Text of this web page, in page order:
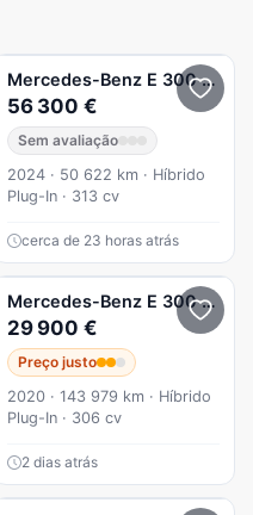
AMG Line
Mercedes-Benz E 300 de
56 300 €
Sem avaliação
2024 · 50 622 km · Híbrido
Plug-In · 313 cv
cerca de 23 horas atrás
9G-TRONIC Avantgarde
Mercedes-Benz E 300 de
29 900 €
Preço justo
2020 · 143 979 km · Híbrido
Plug-In · 306 cv
2 dias atrás